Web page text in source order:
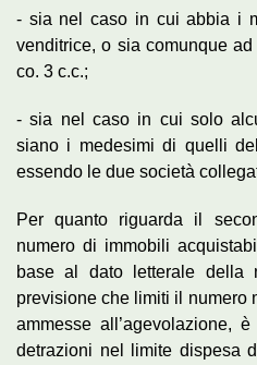
-­ sia nel caso in cui abbia i
venditrice, o sia comunque
co. 3 c.c.;
-­ sia nel caso in cui solo
siano i medesimi di quelli
essendo le due società
Per quanto riguarda il
numero di immobili
base al dato letterale della
previsione che limiti il numero
ammesse all’agevolazione,
detrazioni nel limite dispesa